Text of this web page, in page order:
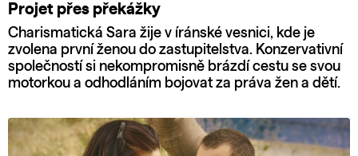
Projet přes překážky
Charismatická Sara žije v íránské vesnici, kde je
zvolena první ženou do zastupitelstva. Konzervativní
společností si nekompromisně brázdí cestu se svou
motorkou a odhodláním bojovat za práva žen a dětí.